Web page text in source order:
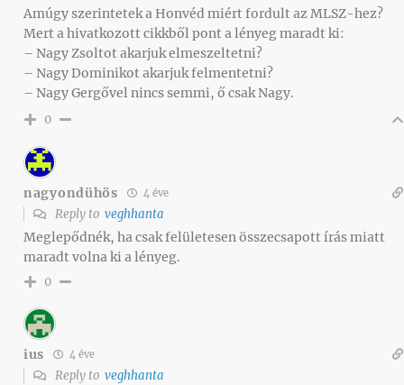
Amúgy szerintetek a Honvéd miért fordult az MLSZ-hez?
Mert a hivatkozott cikkből pont a lényeg maradt ki:
– Nagy Zsoltot akarjuk elmeszeltetni?
– Nagy Dominikot akarjuk felmentetni?
– Nagy Gergővel nincs semmi, ő csak Nagy.
0
nagyondühös 4 éve
Reply to veghhanta
Meglepődnék, ha csak felületesen összecsapott írás miatt
maradt volna ki a lényeg.
0
ius 4 éve
Reply to veghhanta